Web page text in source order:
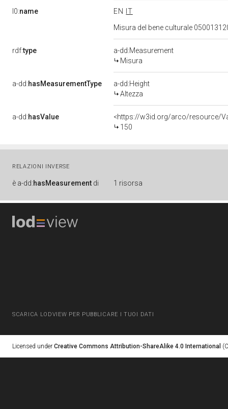
l0:name EN
IT
Misura del bene culturale
rdf:type
a-dd:Measurement
Misura
a-dd:hasMeasurementType
a-dd:Height
Altezza
a-dd:hasValue
<https://w3id.org/arco/resource/
150
RELAZIONI INVERSE
è a-dd:hasMeasurement di 1 risorsa
SCARICA LODVIEW PER PUBBLICARE I TUOI DATI
Licensed under Creative Commons Attribution-ShareAlike 4.0 International